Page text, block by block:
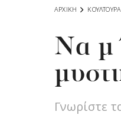
ΑΡΧΙΚΗ ΚΟΥΛΤΟΥΡΑ
Nα
Γνωρίστε